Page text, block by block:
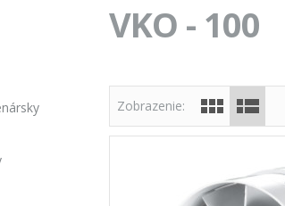
VKO - 100
Zobrazenie: